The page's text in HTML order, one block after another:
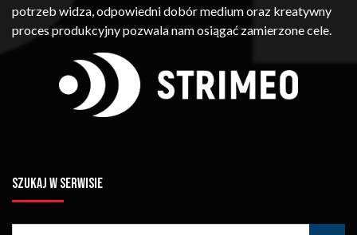
potrzeb widza, odpowiedni dobór medium oraz kreatywny
proces produkcyjny pozwala nam osiągać zamierzone cele.
SZUKAJ W SERWISIE